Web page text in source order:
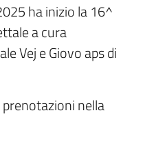
ha inizio la 16^
a cura
Vej e Giovo aps di
nella